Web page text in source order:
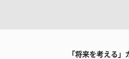
「将来を考える」